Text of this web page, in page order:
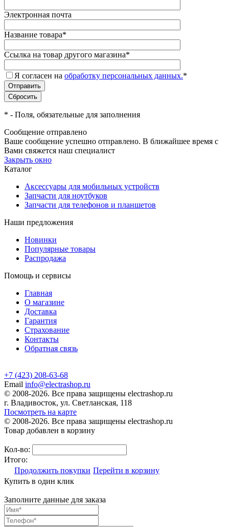
Электронная почта
Название товара*
Ссылка на товар другого магазина*
Я согласен на обработку персональных данных.*
* - Поля, обязательные для заполнения
Сообщение отправлено
Ваше сообщение успешно отправлено. В ближайшее время с
Вами свяжется наш специалист
Закрыть окно
Каталог
Аксессуары для мобильных устройств
Запчасти для ноутбуков
Запчасти для телефонов и планшетов
Наши предложения
Новинки
Популярные товары
Распродажа
Помощь и сервисы
Главная
О магазине
Доставка
Гарантия
Страхование
Контакты
Обратная связь
+7 (423) 208-63-68
Email info@electrashop.ru
© 2008-2026. Все права защищены electrashop.ru
г. Владивосток, ул. Светланская, 118
Посмотреть на карте
© 2008-2026. Все права защищены electrashop.ru
Товар добавлен в корзину
Кол-во:
Итого:
Продолжить покупки Перейти в корзину
Купить в один клик
Заполните данные для заказа